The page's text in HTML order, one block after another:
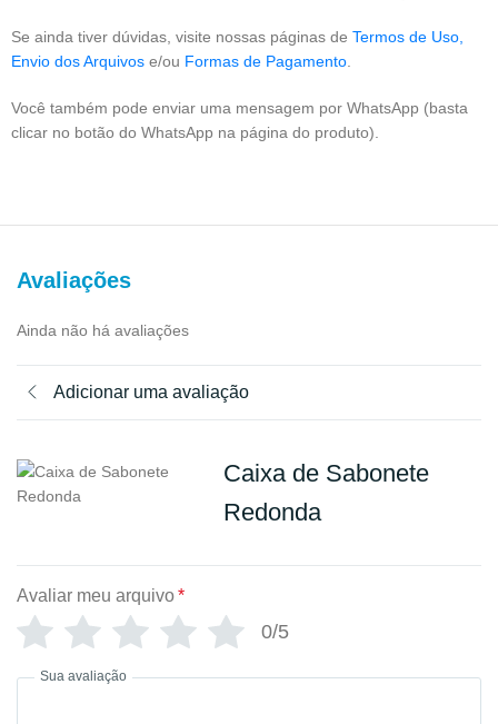
Se ainda tiver dúvidas, visite nossas páginas de Termos de Uso,
Envio dos Arquivos e/ou Formas de Pagamento
Você também pode enviar uma mensagem por WhatsApp (basta
clicar no botão do WhatsApp na página do produto).
Avaliações
Ainda não há avaliações
Adicionar uma avaliação
Caixa de Sabonete
Redonda
Avaliar meu arquivo*
0/5
Sua avaliação